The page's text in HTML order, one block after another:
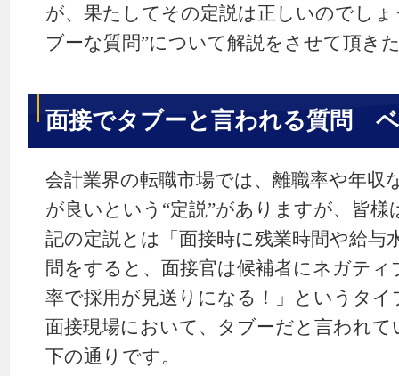
が、果たしてその定説は正しいのでし
ブーな質問”について解説をさせて頂き
面接でタブーと言われる質問
会計業界の転職市場では、離職率や年収
が良いという“定説”がありますが、皆
記の定説とは「面接時に残業時間や給与
問をすると、面接官は候補者にネガテ
率で採用が見送りになる！」というタ
面接現場において、タブーだと言われ
下の通りです。